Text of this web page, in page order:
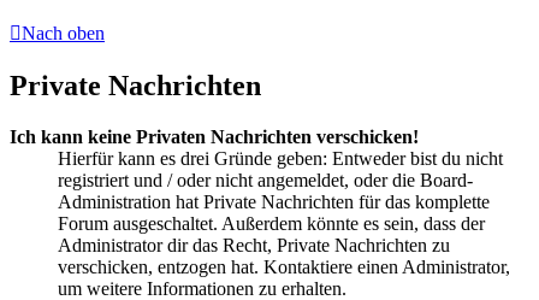
Nach oben
Private Nachrichten
Ich kann keine Privaten Nachrichten verschicken!
Hierfür kann es drei Gründe geben: Entweder bist du nicht
registriert und / oder nicht angemeldet, oder die Board-
Administration hat Private Nachrichten für das komplette
Forum ausgeschaltet. Außerdem könnte es sein, dass der
Administrator dir das Recht, Private Nachrichten zu
verschicken, entzogen hat. Kontaktiere einen Administrator,
um weitere Informationen zu erhalten.